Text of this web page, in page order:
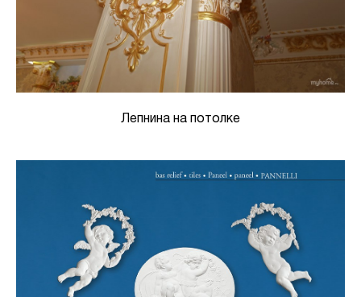
Лепнина на потолке